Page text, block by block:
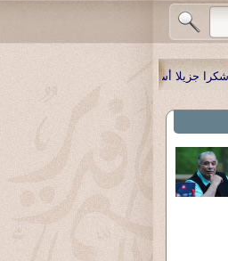
الحمد .أكرمكم الله .